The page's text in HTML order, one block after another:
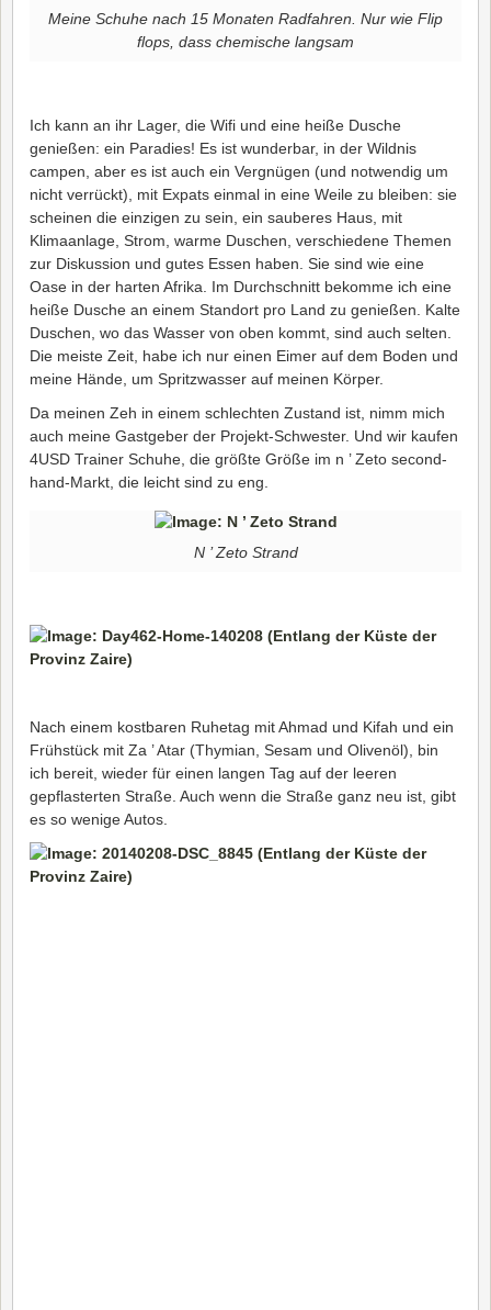
Meine Schuhe nach 15 Monaten Radfahren. Nur wie Flip
flops, dass chemische langsam
Ich kann an ihr Lager, die Wifi und eine heiße Dusche
genießen: ein Paradies! Es ist wunderbar, in der Wildnis
campen, aber es ist auch ein Vergnügen (und notwendig um
nicht verrückt), mit Expats einmal in eine Weile zu bleiben: sie
scheinen die einzigen zu sein, ein sauberes Haus, mit
Klimaanlage, Strom, warme Duschen, verschiedene Themen
zur Diskussion und gutes Essen haben. Sie sind wie eine
Oase in der harten Afrika. Im Durchschnitt bekomme ich eine
heiße Dusche an einem Standort pro Land zu genießen. Kalte
Duschen, wo das Wasser von oben kommt, sind auch selten.
Die meiste Zeit, habe ich nur einen Eimer auf dem Boden und
meine Hände, um Spritzwasser auf meinen Körper.
Da meinen Zeh in einem schlechten Zustand ist, nimm mich
auch meine Gastgeber der Projekt-Schwester. Und wir kaufen
4USD Trainer Schuhe, die größte Größe im n ’ Zeto second-
hand-Markt, die leicht sind zu eng.
N ’ Zeto Strand
Nach einem kostbaren Ruhetag mit Ahmad und Kifah und ein
Frühstück mit Za ’ Atar (Thymian, Sesam und Olivenöl), bin
ich bereit, wieder für einen langen Tag auf der leeren
gepflasterten Straße. Auch wenn die Straße ganz neu ist, gibt
es so wenige Autos.